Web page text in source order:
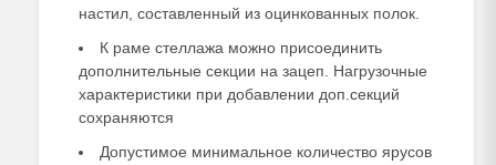
настил, составленный из оцинкованных полок.
К раме стеллажа можно присоединить
дополнительные секции на зацеп. Нагрузочные
характеристики при добавлении доп.секций
сохраняются
Допустимое минимальное количество ярусов